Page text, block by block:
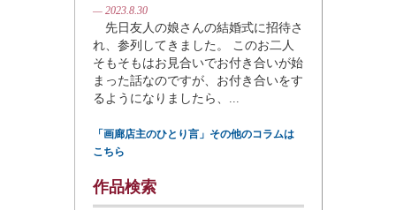
— 2023.8.30
先日友人の娘さんの結婚式に招待さ
れ、参列してきました。 このお二人
そもそもはお見合いでお付き合いが始
まった話なのですが、お付き合いをす
るようになりましたら、...
「画廊店主のひとり言」その他のコラムは
こちら
作品検索